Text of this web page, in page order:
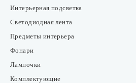
Интерьерная подсветка
Светодиодная лента
Предметы интерьера
Фонари
Лампочки
Комплектующие